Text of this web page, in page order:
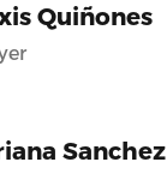
Quiñones
Sanchez